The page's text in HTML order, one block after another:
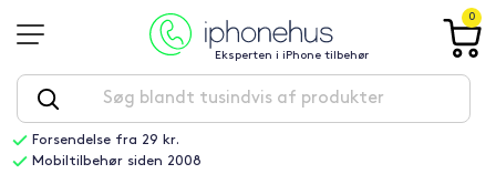
Eksperten i iPhone tilbehør
0
Forsendelse fra 29 kr.
Mobiltilbehør siden 2008